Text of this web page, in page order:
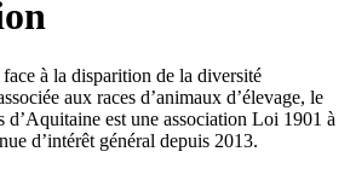
à la disparition de la diversité
aux races d’animaux d’élevage, le
d’Aquitaine est une association Loi 1901 à
d’intérêt général depuis 2013.